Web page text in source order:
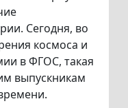
Сегодня, во
космоса и
в ФГОС, такая
выпускникам